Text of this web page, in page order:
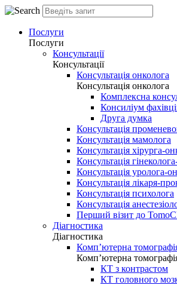
Послуги
Послуги
Консультації
Консультації
Консультація онколога
Консультація онколога
Комплексна
Консиліум
Друга думка
Консультація
Консультація мамолога
Консультація хірурга-
Консультація
Консультація уролога-
Консультація лікаря-
Консультація психолога
Консультація
Перший візит до
Діагностика
Діагностика
Комп’ютерна
Комп’ютерна
КТ з контрастом
КТ головного